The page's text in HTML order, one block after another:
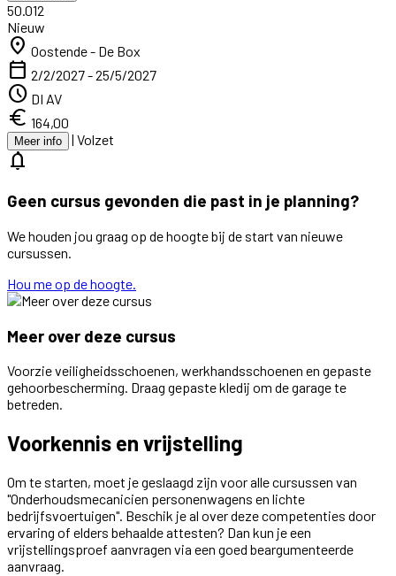
50.012
Nieuw
location_on Oostende - De Box
calendar_today 2/2/2027 - 25/5/2027
schedule DI AV
euro 164,00
Meer info | Volzet
notifications
Geen cursus gevonden die past in je planning?
We houden jou graag op de hoogte bij de start van nieuwe
cursussen.
Hou me op de hoogte.
Meer over deze cursus
Voorzie veiligheidsschoenen, werkhandsschoenen en gepaste
gehoorbescherming. Draag gepaste kledij om de garage te
betreden.
Voorkennis en vrijstelling
Om te starten, moet je geslaagd zijn voor alle cursussen van
"Onderhoudsmecanicien personenwagens en lichte
bedrijfsvoertuigen". Beschik je al over deze competenties door
ervaring of elders behaalde attesten? Dan kun je een
vrijstellingsproef aanvragen via een goed beargumenteerde
aanvraag.